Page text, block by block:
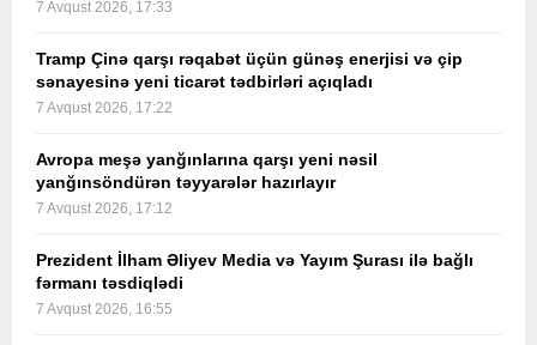
7 Avqust 2026, 17:33
Tramp Çinə qarşı rəqabət üçün günəş enerjisi və çip
sənayesinə yeni ticarət tədbirləri açıqladı
7 Avqust 2026, 17:22
Avropa meşə yanğınlarına qarşı yeni nəsil
yanğınsöndürən təyyarələr hazırlayır
7 Avqust 2026, 17:12
Prezident İlham Əliyev Media və Yayım Şurası ilə bağlı
fərmanı təsdiqlədi
7 Avqust 2026, 16:55